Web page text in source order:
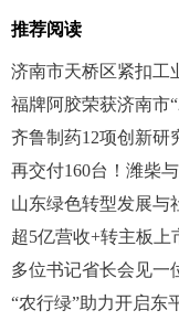
推荐阅读
济南市天桥区紧扣工
再交付160台！潍柴
山东绿色转型发展与
超5亿营收+转主板上
多位书记省长会见一
“农行绿”助力开启东